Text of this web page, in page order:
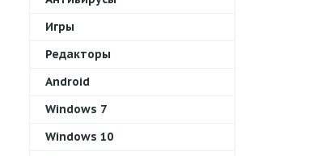
Игры
Редакторы
Android
Windows 7
Windows 10